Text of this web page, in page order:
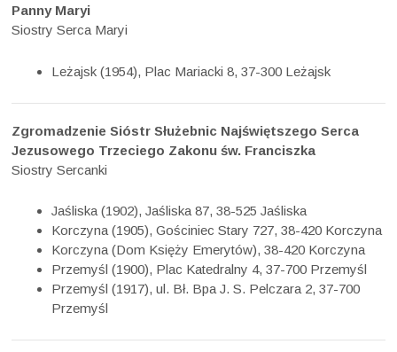
Panny Maryi
Siostry Serca Maryi
Leżajsk (1954), Plac Mariacki 8, 37-300 Leżajsk
Zgromadzenie Sióstr Służebnic Najświętszego Serca
Jezusowego Trzeciego Zakonu św. Franciszka
Siostry Sercanki
Jaśliska (1902), Jaśliska 87, 38-525 Jaśliska
Korczyna (1905), Gościniec Stary 727, 38-420 Korczyna
Korczyna (Dom Księży Emerytów), 38-420 Korczyna
Przemyśl (1900), Plac Katedralny 4, 37-700 Przemyśl
Przemyśl (1917), ul. Bł. Bpa J. S. Pelczara 2, 37-700
Przemyśl